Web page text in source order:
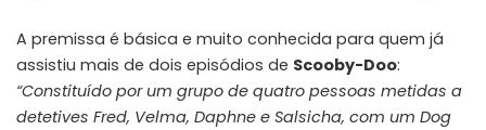
A premissa é básica e muito conhecida para quem já
assistiu mais de dois episódios de Scooby-Doo:
“Constituído por um grupo de quatro pessoas metidas a
detetives Fred, Velma, Daphne e Salsicha, com um Dog